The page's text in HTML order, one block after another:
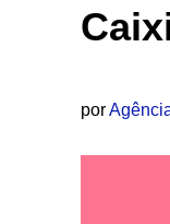
por